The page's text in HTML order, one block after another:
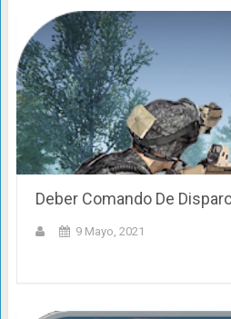
Deber Comando De
9 Mayo, 2021